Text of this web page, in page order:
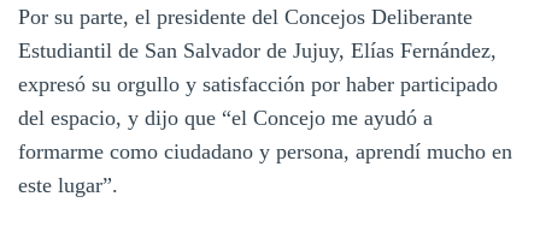
Por su parte, el presidente del Concejos Deliberante
Estudiantil de San Salvador de Jujuy, Elías Fernández,
expresó su orgullo y satisfacción por haber participado
del espacio, y dijo que “el Concejo me ayudó a
formarme como ciudadano y persona, aprendí mucho en
este lugar”.